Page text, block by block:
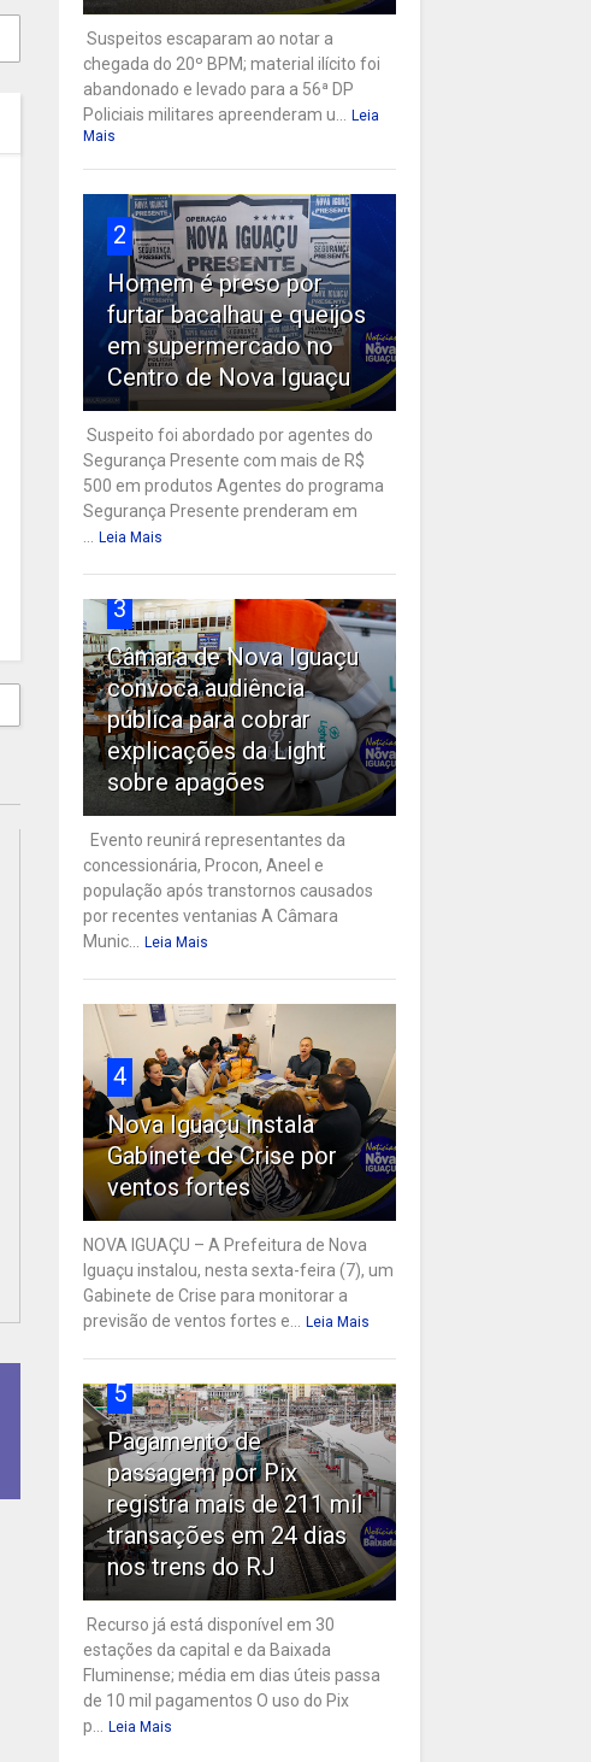
Suspeitos escaparam ao notar a
chegada do 20º BPM; material ilícito foi
abandonado e levado para a 56ª DP
Policiais militares apreenderam u...
Leia
Mais
2
Homem é preso por
furtar bacalhau e queijos
em supermercado no
Centro de Nova Iguaçu
Suspeito foi abordado por agentes do
Segurança Presente com mais de R$
500 em produtos Agentes do programa
Segurança Presente prenderam em
Leia Mais
3
Câmara de Nova Iguaçu
convoca audiência
pública para cobrar
explicações da Light
sobre apagões
Evento reunirá representantes da
concessionária, Procon, Aneel e
população após transtornos causados
por recentes ventanias A Câmara
Munic...
Leia Mais
4
Nova Iguaçu instala
Gabinete de Crise por
ventos fortes
NOVA IGUAÇU – A Prefeitura de Nova
Iguaçu instalou, nesta sexta-feira (7), um
Gabinete de Crise para monitorar a
previsão de ventos fortes e...
Leia Mais
5
Pagamento de
passagem por Pix
registra mais de 211 mil
transações em 24 dias
nos trens do RJ
Recurso já está disponível em 30
estações da capital e da Baixada
Fluminense; média em dias úteis passa
de 10 mil pagamentos O uso do Pix
p...
Leia Mais